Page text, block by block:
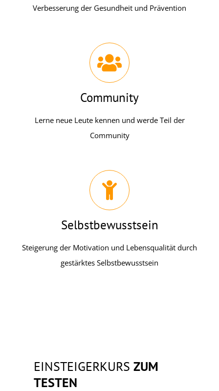
Verbesserung der Gesundheit und Prävention
Community
Lerne neue Leute kennen und werde Teil der
Community
Selbstbewusstsein
Steigerung der Motivation und Lebensqualität durch
gestärktes Selbstbewusstsein
EINSTEIGERKURS ZUM
TESTEN